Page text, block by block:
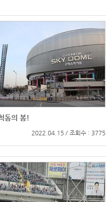
돔의 봄!
2022.04.15 / 조회수 : 3775